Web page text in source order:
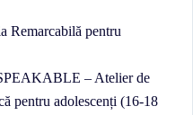
Remarcabilă pentru
– Atelier de
pentru adolescenți (16-18